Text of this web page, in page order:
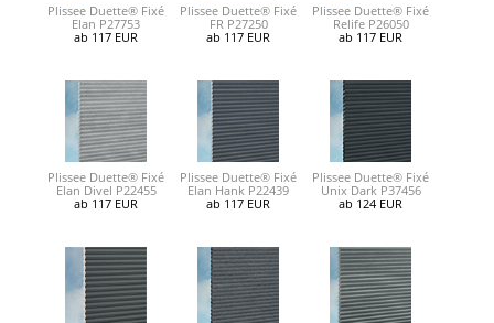
Plissee Duette® Fixé
Elan P27753
ab 117 EUR
Plissee Duette® Fixé
FR P27250
ab 117 EUR
Plissee Duette® Fixé
Relife P26050
ab 117 EUR
Plissee Duette® Fixé
Elan Divel P22455
ab 117 EUR
Plissee Duette® Fixé
Elan Hank P22439
ab 117 EUR
Plissee Duette® Fixé
Unix Dark P37456
ab 124 EUR